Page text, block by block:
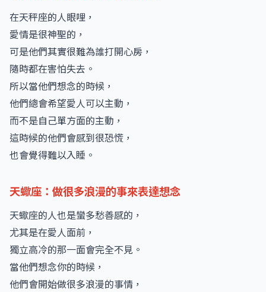
在天秤座的人眼哩，
愛情是很神聖的，
可是他們其實很難為誰打開心房，
隨時都在害怕失去。
所以當他們想念的時候，
他們總會希望愛人可以主動，
而不是自己單方面的主動，
這時候的他們會感到很恐慌，
也會覺得難以入睡。
天蠍座：做很多浪漫的事來表達想念
天蠍座的人也是蠻多愁善感的，
尤其是在愛人面前，
獨立高冷的那一面會完全不見。
當他們想念你的時候，
他們會開始做很多浪漫的事情，